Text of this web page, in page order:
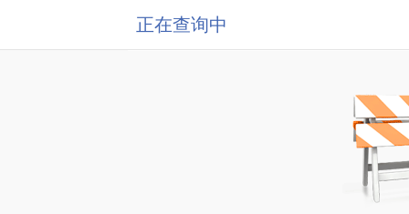
正在查询中